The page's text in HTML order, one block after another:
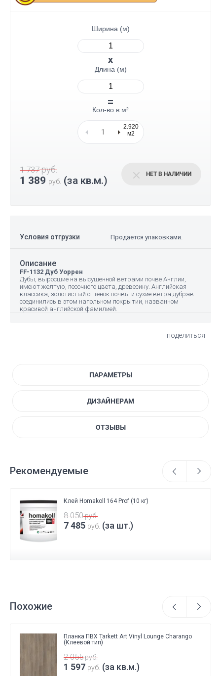
Ширина (м)
Длина (м)
Кол-во в м²
2.920
м2
1 737руб.
1 389 руб. (за кв.м.)
НЕТ В НАЛИЧИИ
Условия отгрузки Продается упаковками.
Описание
FF-1132 Дуб Уоррен
Дубы, выросшие на высушенной ветрами почве Англии,
имеют желтую, песочного цвета, древесину. Английская
классика, золотистый оттенок почвы и сухие ветра дубрав
соединились в этом напольном покрытии, названном
красивой английской фамилией.
поделиться
ПАРАМЕТРЫ
ДИЗАЙНЕРАМ
ОТЗЫВЫ
Рекомендуемые
Клей Homakoll 164 Prof (10 кг)
8 050руб.
7 485 руб. (за шт.)
Похожие
Планка ПВХ Tarkett Art Vinyl Lounge Charango
(Клеевой тип)
2 055руб.
1 597 руб. (за кв.м.)